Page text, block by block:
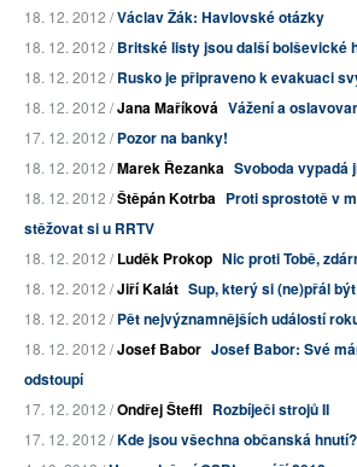
18. 12. 2012 /Václav Žák: Havlovské otázky
18. 12. 2012 /Britské listy jsou další bolševické
18. 12. 2012 /Rusko je připraveno k evakuaci
18. 12. 2012 /Jana Maříková Vážení a
17. 12. 2012 /Pozor na banky!
18. 12. 2012 /Marek Řezanka Svoboda vypadá
18. 12. 2012 /Štěpán Kotrba Proti sprostotě v
stěžovat si u RRTV
18. 12. 2012 /Luděk Prokop Nic proti Tobě,
18. 12. 2012 /Jiří Kalát Sup, který si (ne)přál
18. 12. 2012 /Pět nejvýznamnějších událostí
18. 12. 2012 /Josef Babor Josef Babor: Své
odstoupí
17. 12. 2012 /Ondřej Šteffl Rozbíječi strojů II
17. 12. 2012 /Kde jsou všechna občanská hnutí?